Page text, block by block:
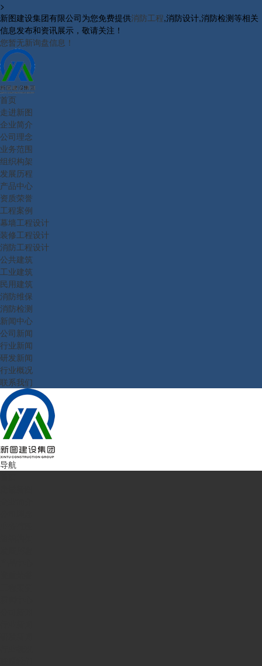
>
新图建设集团有限公司为您免费提供消防工程,消防设计,消防检测等相关
信息发布和资讯展示，敬请关注！
您暂无新询盘信息！
首页
走进新图
企业简介
公司理念
业务范围
组织构架
发展历程
产品中心
资质荣誉
工程案例
幕墙工程设计
装修工程设计
消防工程设计
公共建筑
工业建筑
民用建筑
消防维保
消防检测
新闻中心
公司新闻
行业新闻
研发新闻
行业概况
联系我们
导航